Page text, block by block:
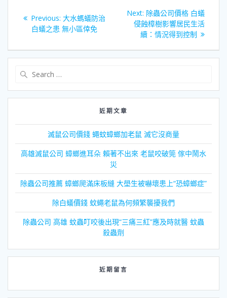
導
覽
Previous: Previous
post:
大水螞蟻防治
白蟻之患 無小區倖免
Next: Next
post:
除蟲公司價格 白蟻
侵蝕樟樹影響居民生活
續：情況得到控制
近期文章
滅鼠公司價錢 蠅蚊蟑螂加老鼠 滅它沒商量
高雄滅鼠公司 蟑螂進耳朵 賴著不出來 老鼠咬破筦 傢中鬧水
災
除蟲公司推薦 蟑螂爬滿床板縫 大壆生被嚇壞患上“恐蟑螂症”
除白蟻價錢 蚊蠅老鼠為何頻繁襲擾我們
除蟲公司 高雄 蚊蟲叮咬後出現“三痛三紅”應及時就醫 蚊蟲
殺蟲劑
近期留言